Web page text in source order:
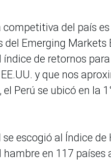
del país
Emerging Markets
de retornos
y que nos
Perú se ubicó en la
escogió al Índice
en 117